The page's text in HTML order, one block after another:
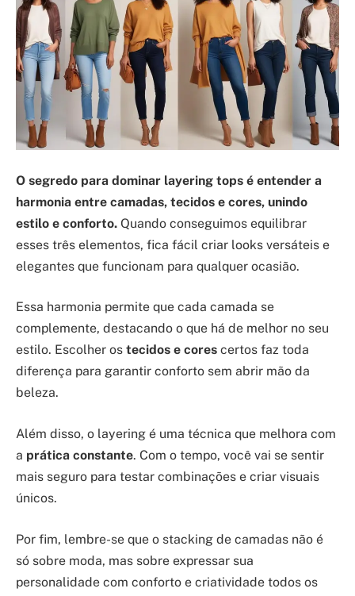
O segredo para dominar layering tops é entender a
harmonia entre camadas, tecidos e cores, unindo
estilo e conforto. Quando conseguimos equilibrar
esses três elementos, fica fácil criar looks versáteis e
elegantes que funcionam para qualquer ocasião.
Essa harmonia permite que cada camada se
complemente, destacando o que há de melhor no seu
estilo. Escolher os tecidos e cores certos faz toda
diferença para garantir conforto sem abrir mão da
beleza.
Além disso, o layering é uma técnica que melhora com
a prática constante. Com o tempo, você vai se sentir
mais seguro para testar combinações e criar visuais
únicos.
Por fim, lembre-se que o stacking de camadas não é
só sobre moda, mas sobre expressar sua
personalidade com conforto e criatividade todos os